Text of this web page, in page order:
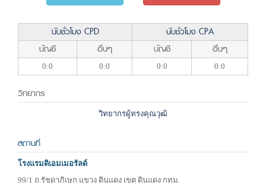
นับชั่วโมง CPD
นับชั่วโมง CPA
บัญชี
อื่นๆ บัญชี อื่นๆ
0:0 0:0 0:0 0:0
วิทยากร
วิทยากรผู้ทรงคุณวุฒิ
สถานที่
โรงแรมดิเอมเมอรัลด์
99/1 ถ.รัชดาภิเษก แขวง ดินแดง เขต ดินแดง กทม.